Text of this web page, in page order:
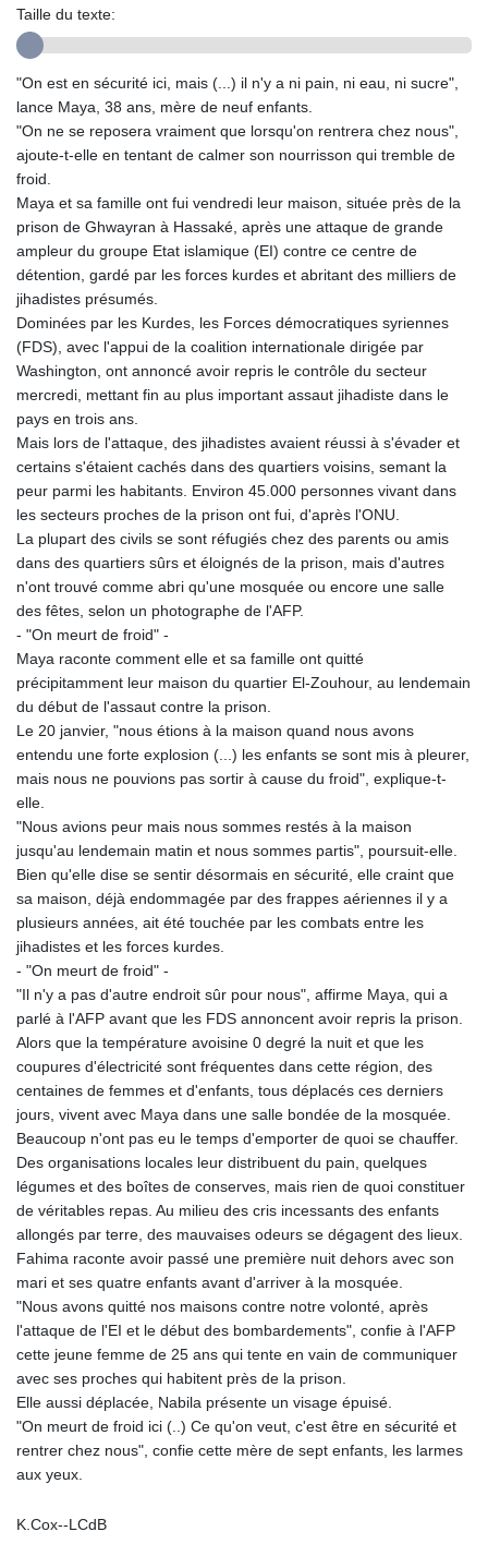
GMD 84.980421
GTQ 8.794891
GYD 241.157003
HKD 9.067746
HNL 30.895616
HTG 150.718127
HUF 363.096405
IDR 20580.370421
ILS 3.468234
INR 110.076256
IQD 1509.981237
IRR
1590322.371805
JEP 0.8566
JMD 183.057725
JOD 0.819746
JPY 182.445186
KES 149.158147
KGS 101.104505
KHR 4681.941823
KMF 492.514185
KWD 0.356853
KYD 0.960588
KZT 540.233287
LAK 26025.676609
LBP
103223.017367
LRD 208.057415
LSL 18.726567
LTL 3.413768
LVL 0.699335
LYD 7.331909
MGA 4918.938878
MKD 61.524236
MMK 2427.596601
MNT 4159.0218
MOP 9.314584
MRU 46.338424
MUR 54.419742
MVR 17.862733
MWK 1998.775164
MXN 19.812061
MYR 4.728715
MZN 73.882892
NAD 18.726567
NGN 1577.963717
NIO 42.419473
NOK 10.99759
NPR 175.501819
NZD 1.966719
OMR 0.442445
PAB 1.152686
Taille du texte:
"On est en sécurité ici, mais (...) il n'y a ni pain, ni eau, ni sucre",
lance Maya, 38 ans, mère de neuf enfants.
"On ne se reposera vraiment que lorsqu'on rentrera chez nous",
ajoute-t-elle en tentant de calmer son nourrisson qui tremble de
froid.
Maya et sa famille ont fui vendredi leur maison, située près de la
prison de Ghwayran à Hassaké, après une attaque de grande
ampleur du groupe Etat islamique (EI) contre ce centre de
détention, gardé par les forces kurdes et abritant des milliers de
jihadistes présumés.
Dominées par les Kurdes, les Forces démocratiques syriennes
(FDS), avec l'appui de la coalition internationale dirigée par
Washington, ont annoncé avoir repris le contrôle du secteur
mercredi, mettant fin au plus important assaut jihadiste dans le
pays en trois ans.
Mais lors de l'attaque, des jihadistes avaient réussi à s'évader et
certains s'étaient cachés dans des quartiers voisins, semant la
peur parmi les habitants. Environ 45.000 personnes vivant dans
les secteurs proches de la prison ont fui, d'après l'ONU.
La plupart des civils se sont réfugiés chez des parents ou amis
dans des quartiers sûrs et éloignés de la prison, mais d'autres
n'ont trouvé comme abri qu'une mosquée ou encore une salle
des fêtes, selon un photographe de l'AFP.
- "On meurt de froid" -
Maya raconte comment elle et sa famille ont quitté
précipitamment leur maison du quartier El-Zouhour, au lendemain
du début de l'assaut contre la prison.
Le 20 janvier, "nous étions à la maison quand nous avons
entendu une forte explosion (...) les enfants se sont mis à pleurer,
mais nous ne pouvions pas sortir à cause du froid", explique-t-
elle.
"Nous avions peur mais nous sommes restés à la maison
jusqu'au lendemain matin et nous sommes partis", poursuit-elle.
Bien qu'elle dise se sentir désormais en sécurité, elle craint que
sa maison, déjà endommagée par des frappes aériennes il y a
plusieurs années, ait été touchée par les combats entre les
jihadistes et les forces kurdes.
- "On meurt de froid" -
"Il n'y a pas d'autre endroit sûr pour nous", affirme Maya, qui a
parlé à l'AFP avant que les FDS annoncent avoir repris la prison.
Alors que la température avoisine 0 degré la nuit et que les
coupures d'électricité sont fréquentes dans cette région, des
centaines de femmes et d'enfants, tous déplacés ces derniers
jours, vivent avec Maya dans une salle bondée de la mosquée.
Beaucoup n'ont pas eu le temps d'emporter de quoi se chauffer.
Des organisations locales leur distribuent du pain, quelques
légumes et des boîtes de conserves, mais rien de quoi constituer
de véritables repas. Au milieu des cris incessants des enfants
allongés par terre, des mauvaises odeurs se dégagent des lieux.
Fahima raconte avoir passé une première nuit dehors avec son
mari et ses quatre enfants avant d'arriver à la mosquée.
"Nous avons quitté nos maisons contre notre volonté, après
l'attaque de l'EI et le début des bombardements", confie à l'AFP
cette jeune femme de 25 ans qui tente en vain de communiquer
avec ses proches qui habitent près de la prison.
Elle aussi déplacée, Nabila présente un visage épuisé.
"On meurt de froid ici (..) Ce qu'on veut, c'est être en sécurité et
rentrer chez nous", confie cette mère de sept enfants, les larmes
aux yeux.
K.Cox--LCdB